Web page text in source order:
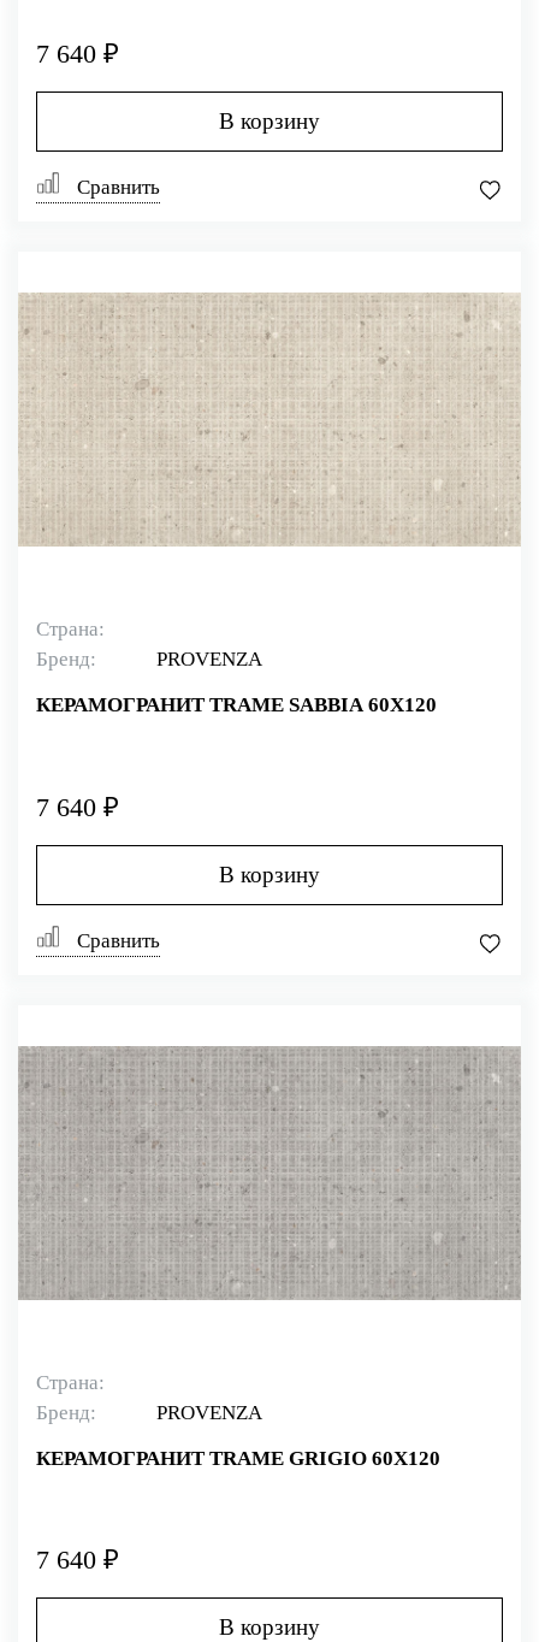
7 640 ₽
В корзину
Сравнить
Страна:
Бренд:
PROVENZA
КЕРАМОГРАНИТ TRAME SABBIA 60X120
7 640 ₽
В корзину
Сравнить
Страна:
Бренд:
PROVENZA
КЕРАМОГРАНИТ TRAME GRIGIO 60X120
7 640 ₽
В корзину